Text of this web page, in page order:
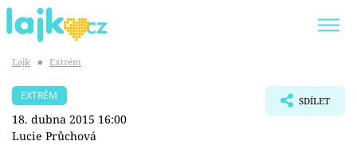
SHOPAHOLICADEL
Lajk ■ Extrém
EXTRÉM
18. dubna 2015 16:00
Lucie Průchová
SDÍLET